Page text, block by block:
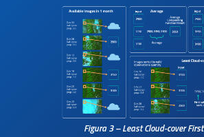
Figura 3 – Least Cloud-cover First